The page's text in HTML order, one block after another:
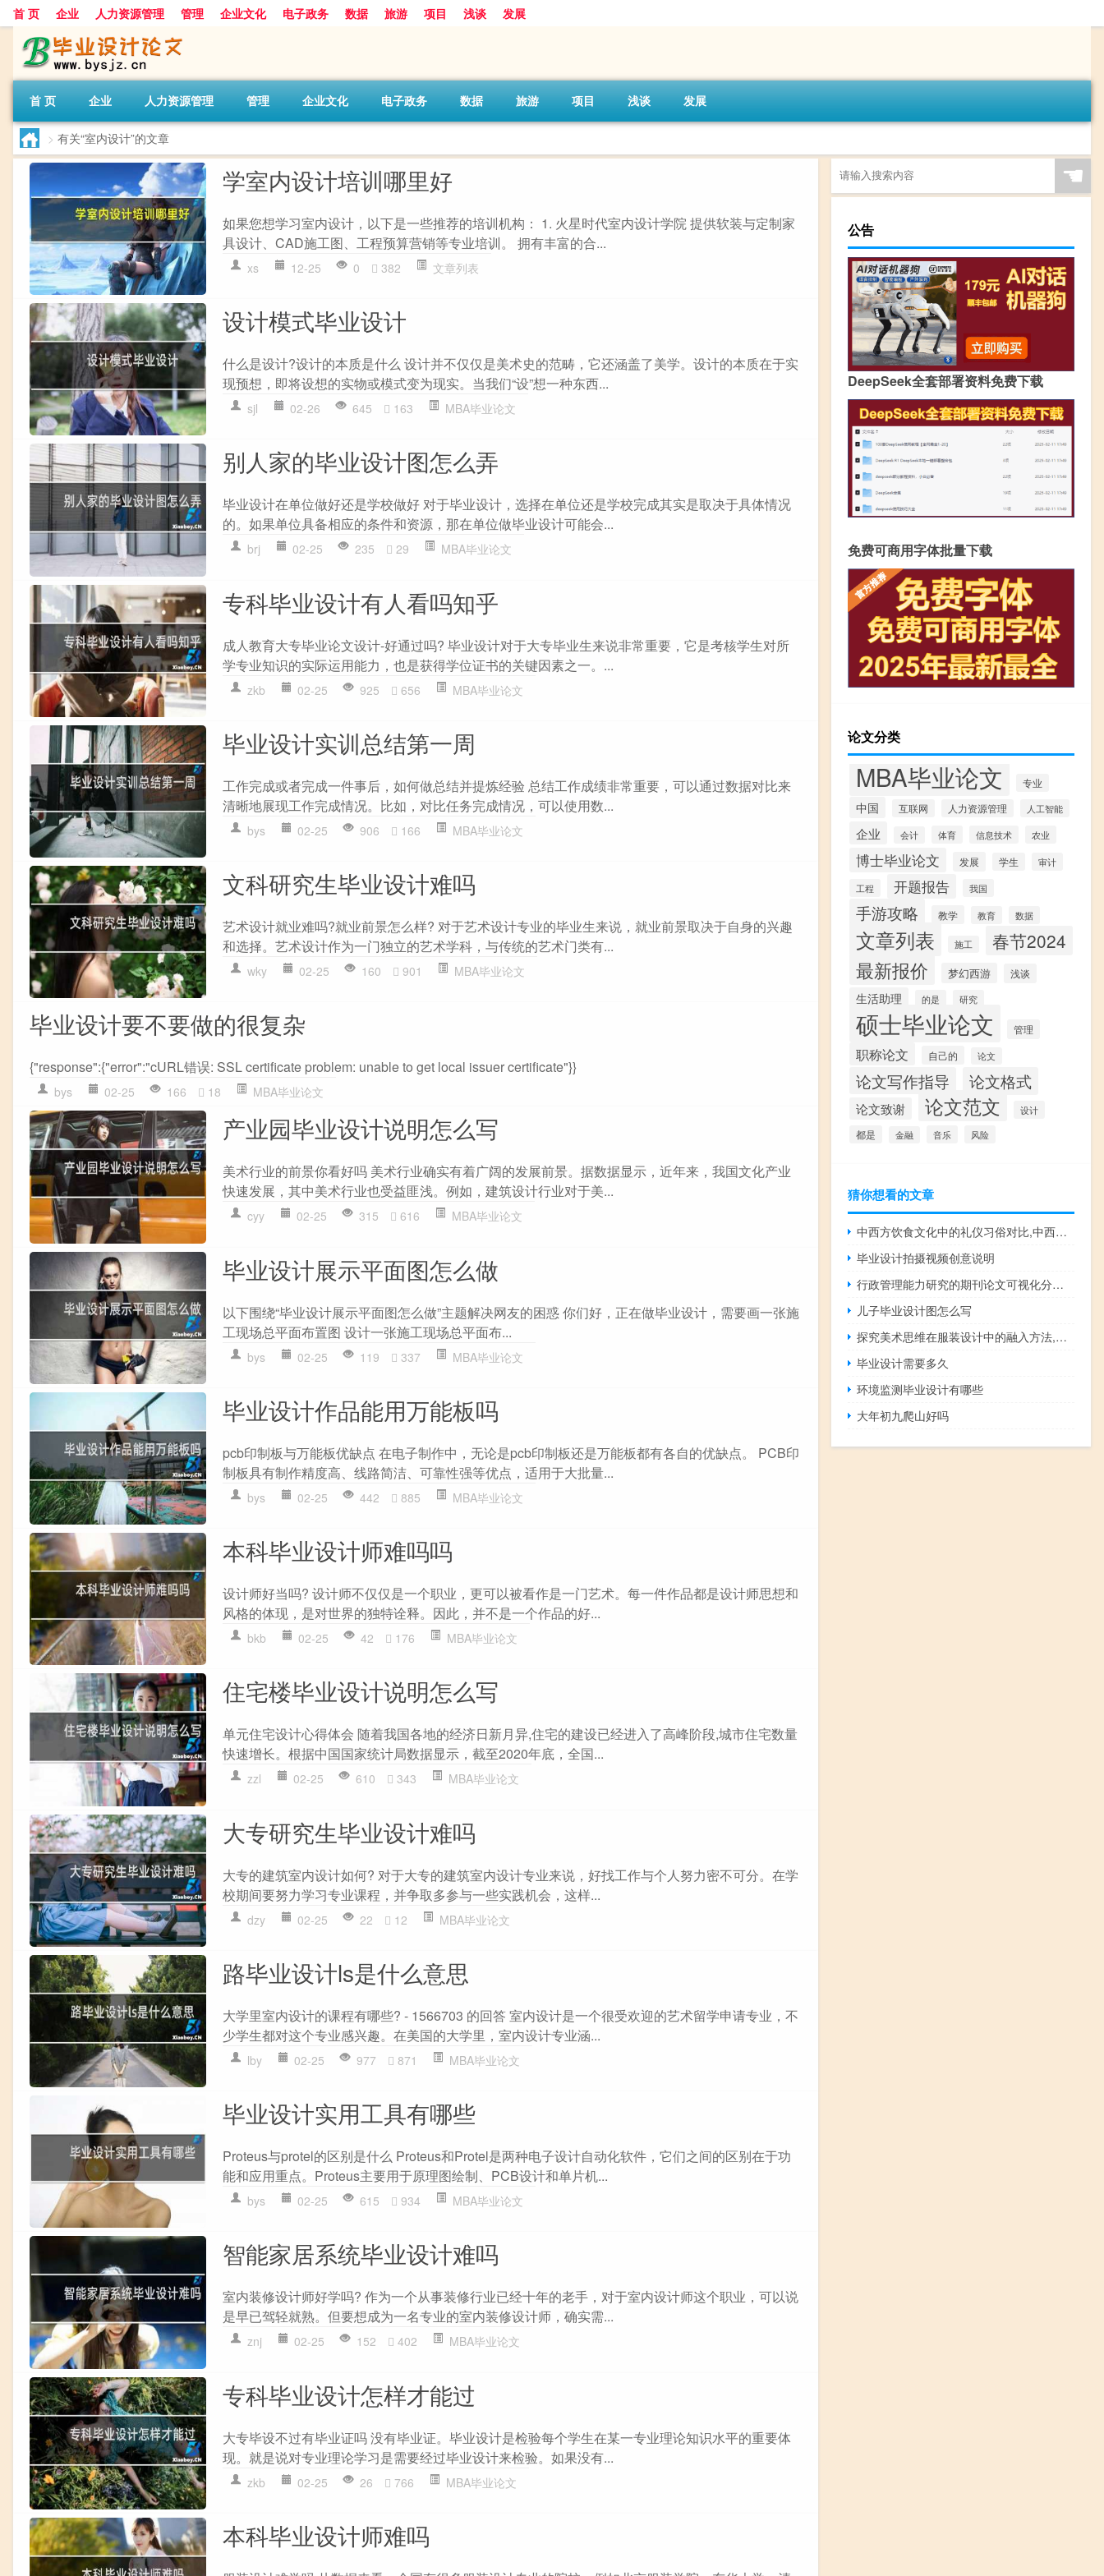
首 页 企业 人力资源管理 管理 企业文化 电子政务 数据 旅游 项目 浅谈 发展
首 页 企业 人力资源管理 管理 企业文化 电子政务 数据 旅游 项目 浅谈 发展
> 有关“室内设计”的文章
学室内设计培训哪里好
如果您想学习室内设计，以下是一些推荐的培训机构： 1. 火星时代室内设计学院 提供软装与定制家
具设计、CAD施工图、工程预算营销等专业培训。 拥有丰富的合...
xs 12-25 0 382 文章列表
设计模式毕业设计
什么是设计?设计的本质是什么 设计并不仅仅是美术史的范畴，它还涵盖了美学。设计的本质在于实
现预想，即将设想的实物或模式变为现实。当我们“设”想一种东西...
sjl 02-26 645 163 MBA毕业论文
别人家的毕业设计图怎么弄
毕业设计在单位做好还是学校做好 对于毕业设计，选择在单位还是学校完成其实是取决于具体情况
的。如果单位具备相应的条件和资源，那在单位做毕业设计可能会...
brj 02-25 235 29 MBA毕业论文
专科毕业设计有人看吗知乎
成人教育大专毕业论文设计-好通过吗? 毕业设计对于大专毕业生来说非常重要，它是考核学生对所
学专业知识的实际运用能力，也是获得学位证书的关键因素之一。...
zkb 02-25 925 656 MBA毕业论文
毕业设计实训总结第一周
工作完成或者完成一件事后，如何做总结并提炼经验 总结工作成绩非常重要，可以通过数据对比来
清晰地展现工作完成情况。比如，对比任务完成情况，可以使用数...
bys 02-25 906 166 MBA毕业论文
文科研究生毕业设计难吗
艺术设计就业难吗?就业前景怎么样? 对于艺术设计专业的毕业生来说，就业前景取决于自身的兴趣
和选择。艺术设计作为一门独立的艺术学科，与传统的艺术门类有...
wky 02-25 160 901 MBA毕业论文
毕业设计要不要做的很复杂
{"response":{"error":"cURL错误: SSL certificate problem: unable to get local issuer certificate"}}
bys 02-25 166 18 MBA毕业论文
产业园毕业设计说明怎么写
美术行业的前景你看好吗 美术行业确实有着广阔的发展前景。据数据显示，近年来，我国文化产业
快速发展，其中美术行业也受益匪浅。例如，建筑设计行业对于美...
cyy 02-25 315 616 MBA毕业论文
毕业设计展示平面图怎么做
以下围绕“毕业设计展示平面图怎么做”主题解决网友的困惑 你们好，正在做毕业设计，需要画一张施
工现场总平面布置图 设计一张施工现场总平面布...
bys 02-25 119 337 MBA毕业论文
毕业设计作品能用万能板吗
pcb印制板与万能板优缺点 在电子制作中，无论是pcb印制板还是万能板都有各自的优缺点。 PCB印
制板具有制作精度高、线路简洁、可靠性强等优点，适用于大批量...
bys 02-25 442 885 MBA毕业论文
本科毕业设计师难吗吗
设计师好当吗? 设计师不仅仅是一个职业，更可以被看作是一门艺术。每一件作品都是设计师思想和
风格的体现，是对世界的独特诠释。因此，并不是一个作品的好...
bkb 02-25 42 176 MBA毕业论文
住宅楼毕业设计说明怎么写
单元住宅设计心得体会 随着我国各地的经济日新月异,住宅的建设已经进入了高峰阶段,城市住宅数量
快速增长。根据中国国家统计局数据显示，截至2020年底，全国...
zzl 02-25 610 343 MBA毕业论文
大专研究生毕业设计难吗
大专的建筑室内设计如何? 对于大专的建筑室内设计专业来说，好找工作与个人努力密不可分。在学
校期间要努力学习专业课程，并争取多参与一些实践机会，这样...
dzy 02-25 22 12 MBA毕业论文
路毕业设计ls是什么意思
大学里室内设计的课程有哪些? - 1566703 的回答 室内设计是一个很受欢迎的艺术留学申请专业，不
少学生都对这个专业感兴趣。在美国的大学里，室内设计专业涵...
lby 02-25 977 871 MBA毕业论文
毕业设计实用工具有哪些
Proteus与protel的区别是什么 Proteus和Protel是两种电子设计自动化软件，它们之间的区别在于功
能和应用重点。Proteus主要用于原理图绘制、PCB设计和单片机...
bys 02-25 615 934 MBA毕业论文
智能家居系统毕业设计难吗
室内装修设计师好学吗? 作为一个从事装修行业已经十年的老手，对于室内设计师这个职业，可以说
是早已驾轻就熟。但要想成为一名专业的室内装修设计师，确实需...
znj 02-25 152 402 MBA毕业论文
专科毕业设计怎样才能过
大专毕设不过有毕业证吗 没有毕业证。毕业设计是检验每个学生在某一专业理论知识水平的重要体
现。就是说对专业理论学习是需要经过毕业设计来检验。如果没有...
zkb 02-25 26 766 MBA毕业论文
本科毕业设计师难吗
☚
公告
DeepSeek全套部署资料免费下载
免费可商用字体批量下载
论文分类
MBA毕业论文 专业
中国 互联网 人力资源管理 人工智能
企业 会计 体育 信息技术 农业
博士毕业论文 发展 学生
审计
工程
开题报告 我国
手游攻略 教学 教育 数据
文章列表 施工 春节2024
最新报价 梦幻西游 浅谈
生活助理 的是 研究
硕士毕业论文 管理
职称论文 自己的 论文
论文写作指导 论文格式
论文致谢 论文范文
设计
都是
金融 音乐 风险
猜你想看的文章
中西方饮食文化中的礼仪习俗对比,中西饮食文化礼仪差异比较
毕业设计拍摄视频创意说明
行政管理能力研究的期刊论文可视化分析,管理专业的论文写哪个题目更好
儿子毕业设计图怎么写
探究美术思维在服装设计中的融入方法,对不起，我可以不画画就学时装设计吗...
毕业设计需要多久
环境监测毕业设计有哪些
大年初九爬山好吗